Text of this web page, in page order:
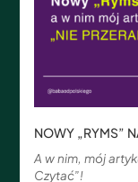
NOWY „RYMS”
A w nim, mój
Czytać”!